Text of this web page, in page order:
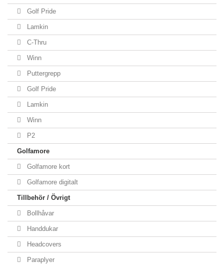
Golf Pride
Lamkin
C-Thru
Winn
Puttergrepp
Golf Pride
Lamkin
Winn
P2
Golfamore
Golfamore kort
Golfamore digitalt
Tillbehör / Övrigt
Bollhåvar
Handdukar
Headcovers
Paraplyer